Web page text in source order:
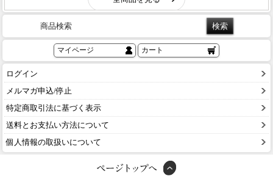
商品検索
マイページ カート
ログイン
メルマガ申込/停止
特定商取引法に基づく表示
送料とお支払い方法について
個人情報の取扱いについて